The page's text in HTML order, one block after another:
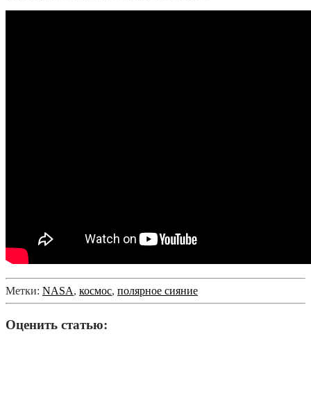
Метки: NASA, космос, полярное сияние
Оценить статью: